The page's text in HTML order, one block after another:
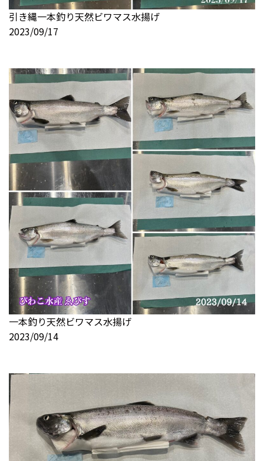
引き縄一本釣り天然ビワマス水揚げ
2023/09/17
一本釣り天然ビワマス水揚げ
2023/09/14